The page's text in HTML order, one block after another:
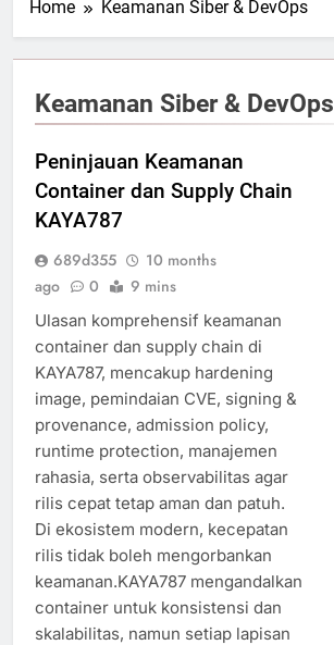
Home Keamanan Siber & DevOps
Keamanan Siber & DevOps
Peninjauan Keamanan
Container dan Supply Chain
KAYA787
689d355
10 months
ago
0 9 mins
Ulasan komprehensif keamanan
container dan supply chain di
KAYA787, mencakup hardening
image, pemindaian CVE, signing &
provenance, admission policy,
runtime protection, manajemen
rahasia, serta observabilitas agar
rilis cepat tetap aman dan patuh.
Di ekosistem modern, kecepatan
rilis tidak boleh mengorbankan
keamanan.KAYA787 mengandalkan
container untuk konsistensi dan
skalabilitas, namun setiap lapisan